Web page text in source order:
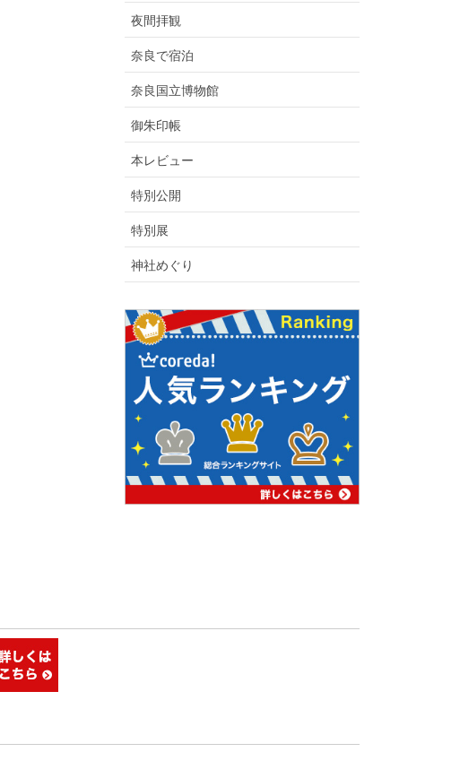
夜間拝観
奈良で宿泊
奈良国立博物館
御朱印帳
本レビュー
特別公開
特別展
神社めぐり